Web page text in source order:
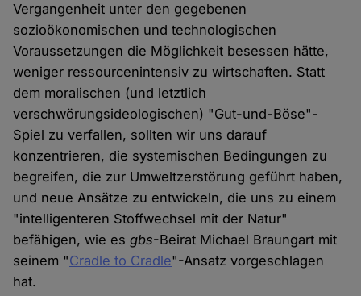
Vergangenheit unter den gegebenen
sozioökonomischen und technologischen
Voraussetzungen die Möglichkeit besessen hätte,
weniger ressourcenintensiv zu wirtschaften. Statt
dem moralischen (und letztlich
verschwörungsideologischen) "Gut-und-Böse"-
Spiel zu verfallen, sollten wir uns darauf
konzentrieren, die systemischen Bedingungen zu
begreifen, die zur Umweltzerstörung geführt haben,
und neue Ansätze zu entwickeln, die uns zu einem
"intelligenteren Stoffwechsel mit der Natur"
befähigen, wie esgbs-Beirat Michael Braungart mit
seinem "Cradle to Cradle"-Ansatz vorgeschlagen
hat.